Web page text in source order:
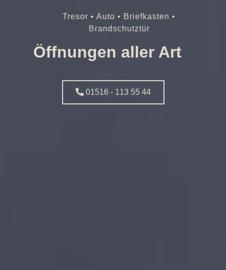
Tresor • Auto • Briefkasten •
Brandschutztür
Öffnungen aller Art
01516 - 113 55 44